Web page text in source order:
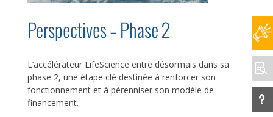
Perspectives – Phase 2
L’accélérateur LifeScience entre désormais dans sa
phase 2, une étape clé destinée à renforcer son
fonctionnement et à pérenniser son modèle de
financement.

u